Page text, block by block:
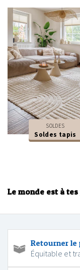
SOLDES
Soldes tapis
Le monde est à
Retourner
Équitable et